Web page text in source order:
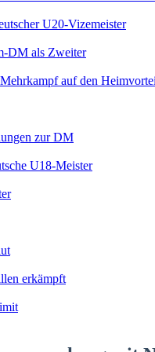
U20-Vizemeister
DM als Zweiter
auf den
zur DM
U18-Meister
erkämpft